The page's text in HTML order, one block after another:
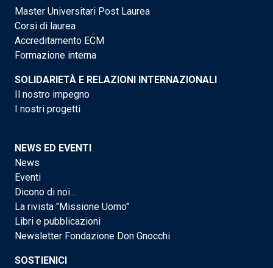
Master Universitari Post Laurea
Corsi di laurea
Accreditamento ECM
Formazione interna
SOLIDARIETÀ E RELAZIONI INTERNAZIONALI
Il nostro impegno
I nostri progetti
NEWS ED EVENTI
News
Eventi
Dicono di noi...
La rivista "Missione Uomo"
Libri e pubblicazioni
Newsletter Fondazione Don Gnocchi
SOSTIENICI